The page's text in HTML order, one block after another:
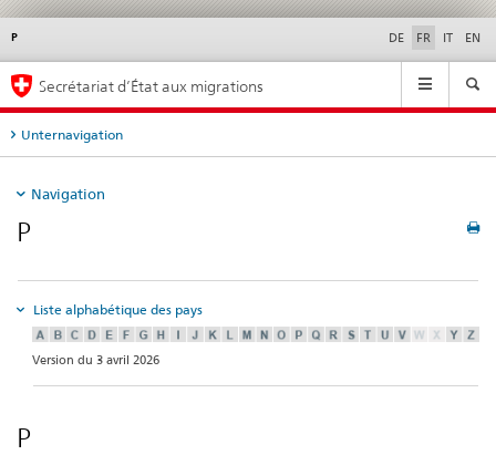
P DE FR IT EN
Service
Navigation
Secrétariat d’État aux migrations
Unternavigation
Navigation
P
Liste alphabétique des pays
Version du 3 avril 2026
P